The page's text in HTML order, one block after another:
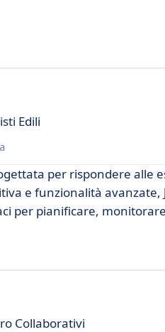
Edili
per rispondere alle
e funzionalità avanzate,
per pianificare,
Collaborativi